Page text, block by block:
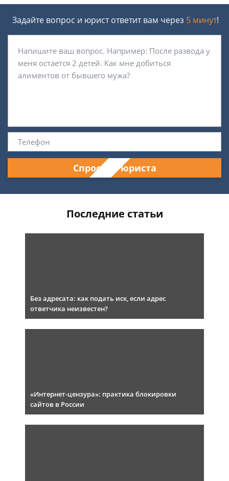
Задайте вопрос и юрист ответит вам через 5 минут!
Спросить юриста
Последние статьи
Без адресата: как подать иск, если адрес
ответчика неизвестен?
«Интернет-цензура»: практика блокировки
сайтов в России